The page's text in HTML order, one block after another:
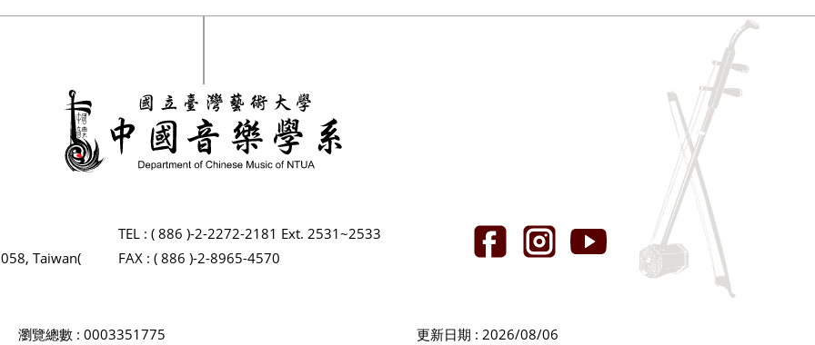
Taiwan(
TEL : ( 886 )-2-2272-2181 Ext. 2531~2533
FAX : ( 886 )-2-8965-4570
瀏覽總數 : 0003351775 更新日期 : 2026/08/06